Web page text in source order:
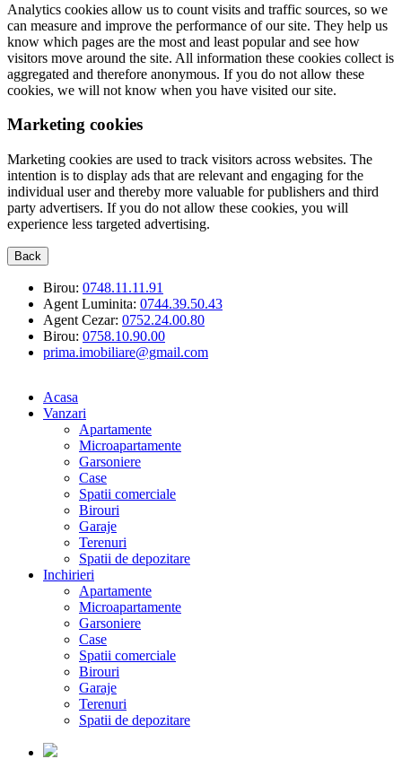
Analytics cookies allow us to count visits and traffic sources, so we
can measure and improve the performance of our site. They help us
know which pages are the most and least popular and see how
visitors move around the site. All information these cookies collect is
aggregated and therefore anonymous. If you do not allow these
cookies, we will not know when you have visited our site.
Marketing cookies
Marketing cookies are used to track visitors across websites. The
intention is to display ads that are relevant and engaging for the
individual user and thereby more valuable for publishers and third
party advertisers. If you do not allow these cookies, you will
experience less targeted advertising.
Back
Birou: 0748.11.11.91
Agent Luminita: 0744.39.50.43
Agent Cezar: 0752.24.00.80
Birou: 0758.10.90.00
prima.imobiliare@gmail.com
Acasa
Vanzari
Apartamente
Microapartamente
Garsoniere
Case
Spatii comerciale
Birouri
Garaje
Terenuri
Spatii de depozitare
Inchirieri
Apartamente
Microapartamente
Garsoniere
Case
Spatii comerciale
Birouri
Garaje
Terenuri
Spatii de depozitare